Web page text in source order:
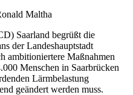
Maltha
Saarland begrüßt die
der Landeshauptstadt
ambitioniertere Maßnahmen
Menschen in Saarbrücken
Lärmbelastung
geändert werden muss.